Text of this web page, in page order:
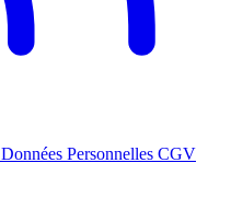
Données Personnelles CGV